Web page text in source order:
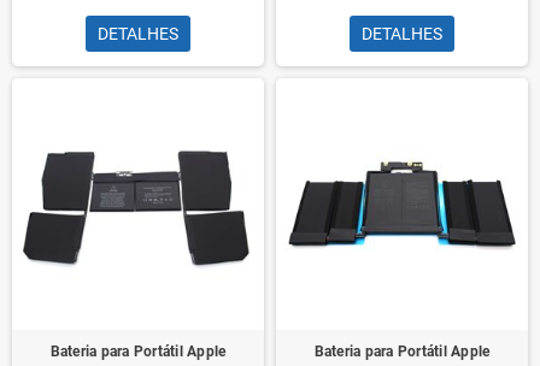
DETALHES DETALHES
Bateria para Portátil Apple
Bateria para Portátil Apple